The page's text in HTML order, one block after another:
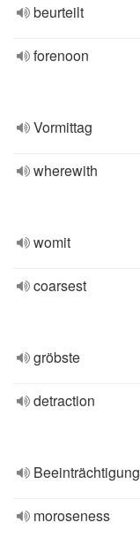
beurteilt
forenoon
Vormittag
wherewith
womit
coarsest
gröbste
detraction
Beeinträchtigung
moroseness